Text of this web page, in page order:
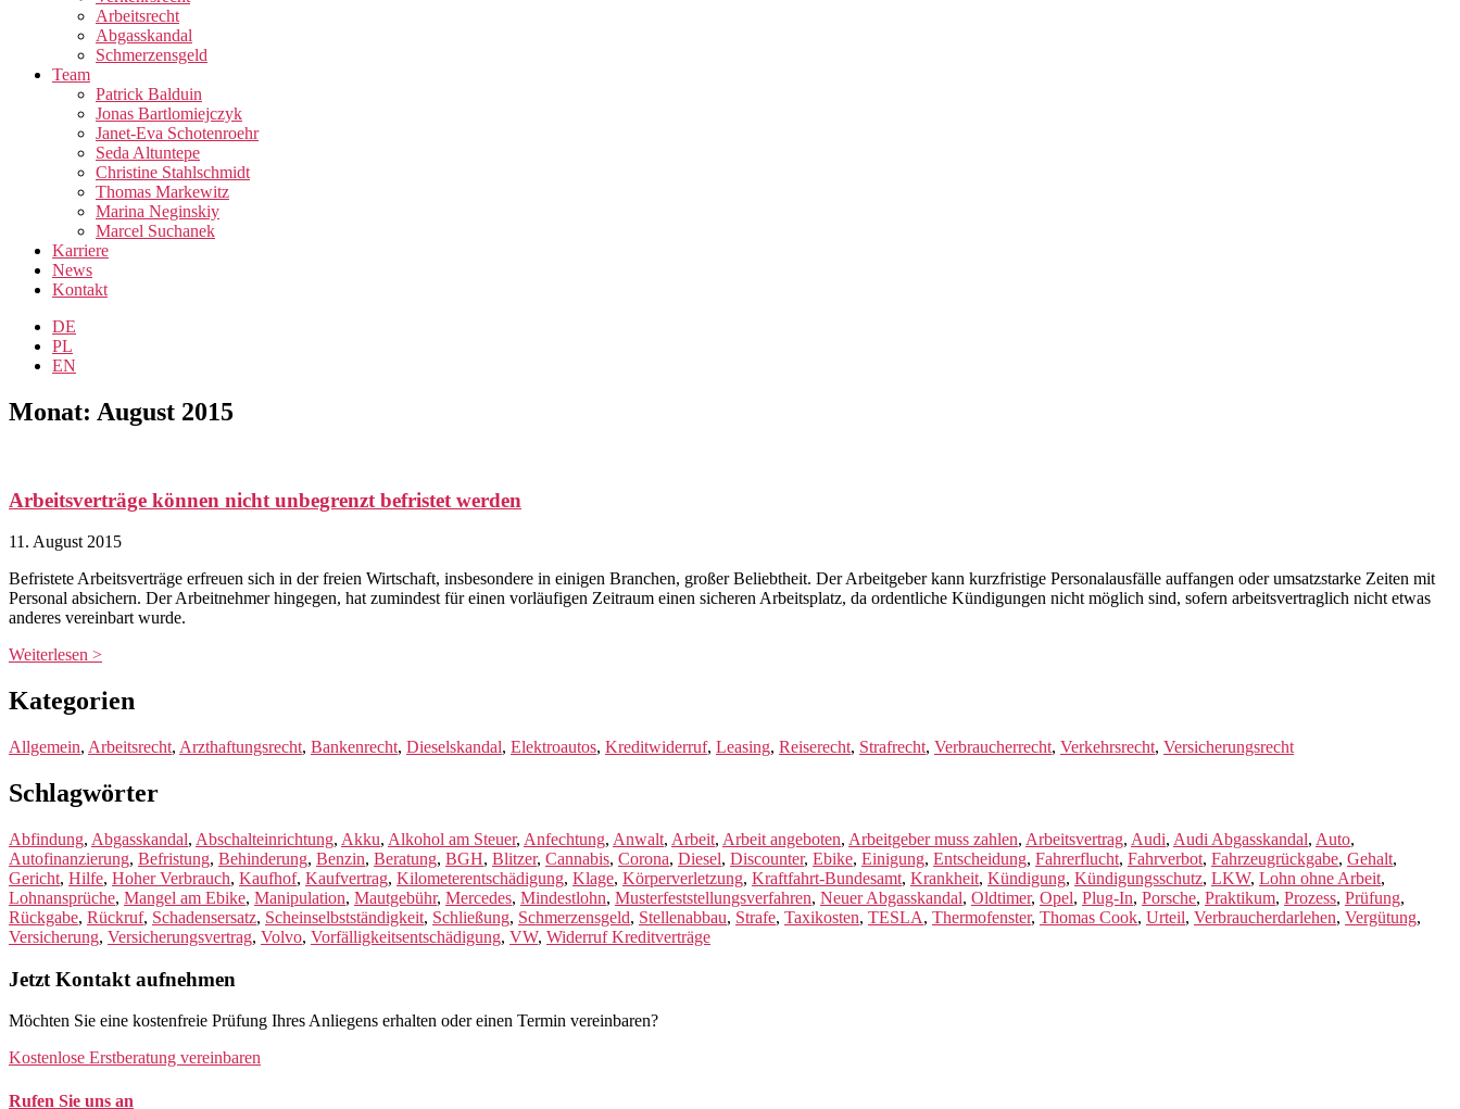
Arbeitsrecht
Abgasskandal
Schmerzensgeld
Team
Patrick Balduin
Jonas Bartlomiejczyk
Janet-Eva Schotenroehr
Seda Altuntepe
Christine Stahlschmidt
Thomas Markewitz
Marina Neginskiy
Marcel Suchanek
Karriere
News
Kontakt
DE
PL
EN
Monat: August 2015
Arbeitsverträge können nicht unbegrenzt befristet werden
11. August 2015
Befristete Arbeitsverträge erfreuen sich in der freien Wirtschaft, insbesondere in einigen Branchen, großer Beliebtheit. Der Arbeitgeber kann kurzfristige Personalausfälle auffangen oder umsatzstarke Zeiten mit
Personal absichern. Der Arbeitnehmer hingegen, hat zumindest für einen vorläufigen Zeitraum einen sicheren Arbeitsplatz, da ordentliche Kündigungen nicht möglich sind, sofern arbeitsvertraglich nicht etwas
anderes vereinbart wurde.
Weiterlesen >
Kategorien
Allgemein, Arbeitsrecht, Arzthaftungsrecht, Bankenrecht, Dieselskandal, Elektroautos, Kreditwiderruf, Leasing, Reiserecht, Strafrecht, Verbraucherrecht, Verkehrsrecht, Versicherungsrecht
Schlagwörter
Abfindung, Abgasskandal, Abschalteinrichtung, Akku, Alkohol am Steuer, Anfechtung, Anwalt, Arbeit, Arbeit angeboten, Arbeitgeber muss zahlen, Arbeitsvertrag, Audi, Audi Abgasskandal, Auto,
Autofinanzierung, Befristung, Behinderung, Benzin, Beratung, BGH, Blitzer, Cannabis, Corona, Diesel, Discounter, Ebike, Einigung, Entscheidung, Fahrerflucht, Fahrverbot, Fahrzeugrückgabe, Gehalt,
Gericht, Hilfe, Hoher Verbrauch, Kaufhof, Kaufvertrag, Kilometerentschädigung, Klage, Körperverletzung, Kraftfahrt-Bundesamt, Krankheit, Kündigung, Kündigungsschutz, LKW, Lohn ohne Arbeit,
Lohnansprüche, Mangel am Ebike, Manipulation, Mautgebühr, Mercedes, Mindestlohn, Musterfeststellungsverfahren, Neuer Abgasskandal, Oldtimer, Opel, Plug-In, Porsche, Praktikum, Prozess, Prüfung,
Rückgabe, Rückruf, Schadensersatz, Scheinselbstständigkeit, Schließung, Schmerzensgeld, Stellenabbau, Strafe, Taxikosten, TESLA, Thermofenster, Thomas Cook, Urteil, Verbraucherdarlehen, Vergütung,
Versicherung, Versicherungsvertrag, Volvo, Vorfälligkeitsentschädigung, VW, Widerruf Kreditverträge
Jetzt Kontakt aufnehmen
Möchten Sie eine kostenfreie Prüfung Ihres Anliegens erhalten oder einen Termin vereinbaren?
Kostenlose Erstberatung vereinbaren
Rufen Sie uns an